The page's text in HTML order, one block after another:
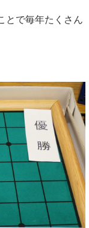
とで毎年たくさん